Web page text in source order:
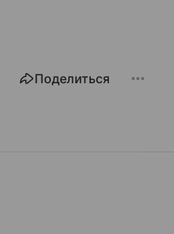
Поделиться